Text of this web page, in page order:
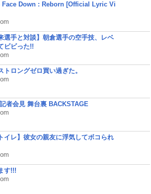
Face Down : Reborn [Official Lyric Vi
選手と対談】朝倉選手の空手技、レベ
ビビった!!
トロングゼロ買い過ぎた。
者会見 舞台裏 BACKSTAGE
イレ】彼女の親友に浮気してボコられ
す!!!